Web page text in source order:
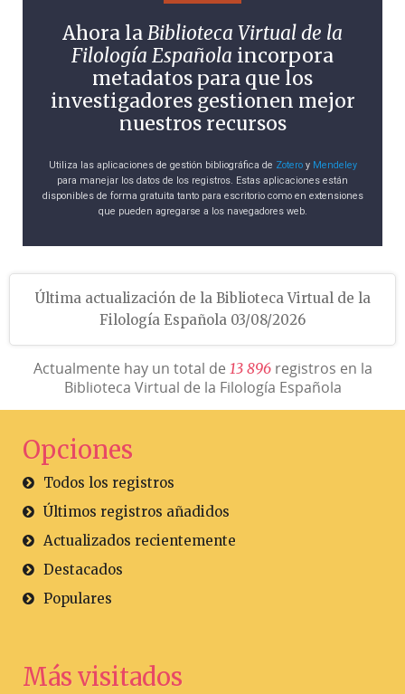
Ahora laBiblioteca Virtual de la
Filología Española incorpora
metadatos para que los
investigadores gestionen mejor
nuestros recursos
Utiliza las aplicaciones de gestión bibliográfica de Zoteroy Mendeley
para manejar los datos de los registros. Estas aplicaciones están
disponibles de forma gratuita tanto para escritorio como en extensiones
que pueden agregarse a los navegadores web.
Última actualización de la Biblioteca Virtual de la
Filología Española 03/08/2026
Actualmente hay un total de 13 896registros en la
Biblioteca Virtual de la Filología Española
Opciones
Todos los registros
Últimos registros añadidos
Actualizados recientemente
Destacados
Populares
Más visitados